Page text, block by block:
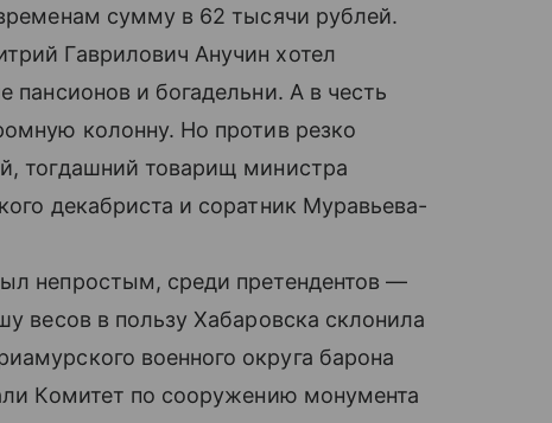
сумму в 62 тысячи рублей.
Гаврилович Анучин хотел
пансионов и богадельни. А в честь
колонну. Но против резко
тогдашний товарищ министра
декабриста и соратник Муравьева-
непростым, среди претендентов —
весов в пользу Хабаровска склонила
военного округа барона
Комитет по сооружению монумента